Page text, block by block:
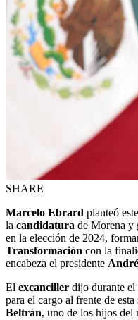
SHARE
Marcelo Ebrard planteó
la candidatura de Morena y
en la elección de 2024,
Transformación con la
encabeza el presidente
El excanciller dijo durante el
para el cargo al frente de
Beltrán, uno de los hijos del